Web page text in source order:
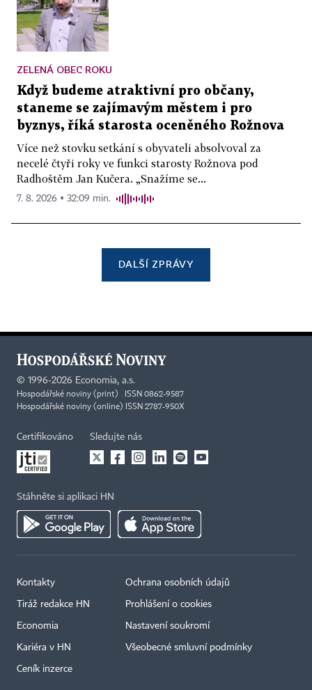
ZELENÁ OBEC ROKU
Když budeme atraktivní pro občany,
staneme se zajímavým městem i pro
byznys, říká starosta oceněného Rožnova
Více než stovku setkání s obyvateli absolvoval za
necelé čtyři roky ve funkci starosty Rožnova pod
Radhoštěm Jan Kučera. „Snažíme se...
7. 8. 2026 ▪ 32:09 min.
DALŠÍ ZPRÁVY
© 1996-2026 Economia, a.s.
Hospodářské noviny (print) ISSN 0862-9587
Hospodářské noviny (online) ISSN 2787-950X
Certifikováno Sledujte nás
Stáhněte si aplikaci HN
Kontakty
Tiráž redakce HN
Economia
Kariéra v HN
Ceník inzerce
Ochrana osobních údajů
Prohlášení o cookies
Nastavení soukromí
Všeobecné smluvní podmínky